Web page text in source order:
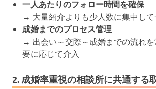
一人あたりのフォロー時間を確保
→ 大量紹介よりも少人数に集中して
成婚までのプロセス管理
→ 出会い～交際～成婚までの流れ
要に応じて介入
2. 成婚率重視の相談所に共通する